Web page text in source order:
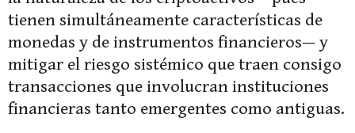
tienen simultáneamente características de
monedas y de instrumentos financieros— y
mitigar el riesgo sistémico que traen consigo
transacciones que involucran instituciones
financieras tanto emergentes como antiguas.